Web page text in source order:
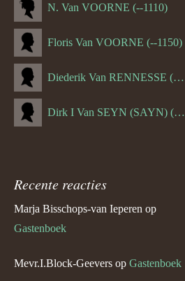
N. Van VOORNE (--1110)
Floris Van VOORNE (--1150)
Diederik Van RENNESSE (--1144)
Dirk I Van SEYN (SAYN) (--1120)
Recente reacties
Marja Bisschops-van Ieperen op
Gastenboek
Mevr.I.Block-Geevers op Gastenboek